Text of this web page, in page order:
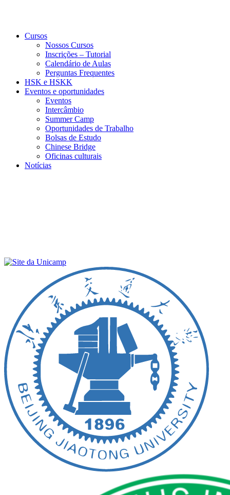
Cursos
Nossos Cursos
Inscrições – Tutorial
Calendário de Aulas
Perguntas Frequentes
HSK e HSKK
Eventos e oportunidades
Eventos
Intercâmbio
Summer Camp
Oportunidades de Trabalho
Bolsas de Estudo
Chinese Bridge
Oficinas culturais
Notícias